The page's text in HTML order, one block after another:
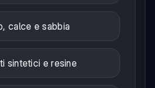
calce e sabbia
sintetici e resine